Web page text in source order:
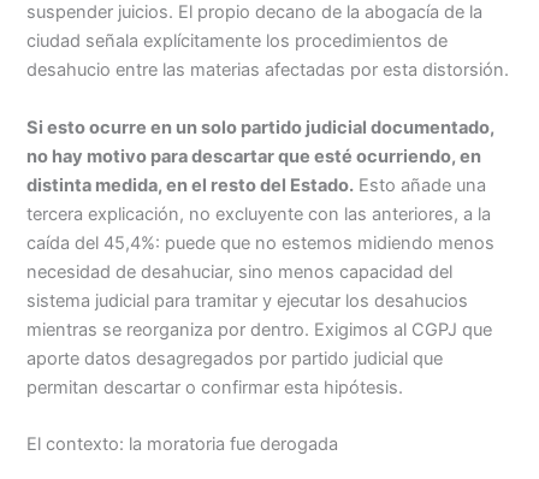
suspender juicios. El propio decano de la abogacía de la
ciudad señala explícitamente los procedimientos de
desahucio entre las materias afectadas por esta distorsión.
Si esto ocurre en un solo partido judicial documentado,
no hay motivo para descartar que esté ocurriendo, en
distinta medida, en el resto del Estado. Esto añade una
tercera explicación, no excluyente con las anteriores, a la
caída del 45,4%: puede que no estemos midiendo menos
necesidad de desahuciar, sino menos capacidad del
sistema judicial para tramitar y ejecutar los desahucios
mientras se reorganiza por dentro. Exigimos al CGPJ que
aporte datos desagregados por partido judicial que
permitan descartar o confirmar esta hipótesis.
El contexto: la moratoria fue derogada